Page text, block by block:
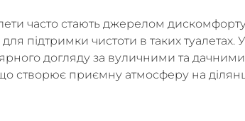
часто стають джерелом
підтримки чистоти в таких туалетах.
догляду за вуличними та дачними
створює приємну атмосферу на